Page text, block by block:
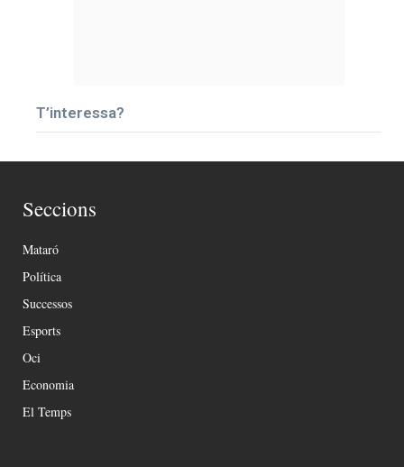
T’interessa?
Seccions
Mataró
Política
Successos
Esports
Oci
Economia
El Temps